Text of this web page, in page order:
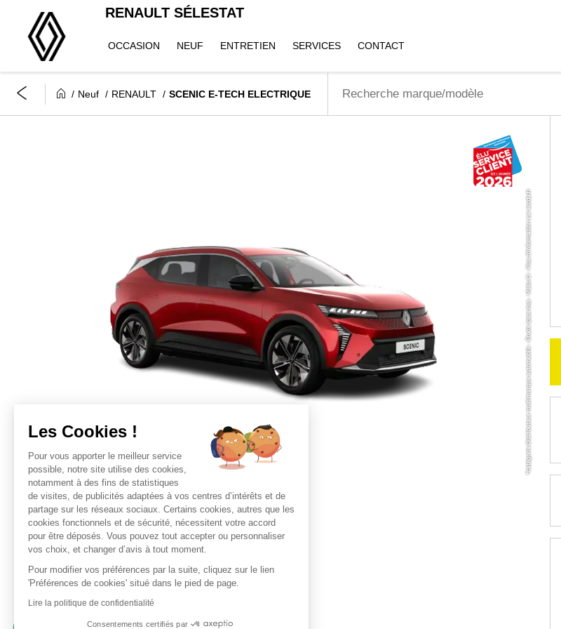
RENAULT SÉLESTAT
OCCASION NEUF ENTRETIEN SERVICES CONTACT
Neuf RENAULT SCENIC E-TECH ELECTRIQUE
Les Cookies !
Pour vous apporter le meilleur service
possible, notre site utilise des cookies,
notamment à des fins de statistiques
de visites, de publicités adaptées à vos centres d’intérêts et de
partage sur les réseaux sociaux. Certains cookies, autres que les
cookies fonctionnels et de sécurité, nécessitent votre accord
pour être déposés. Vous pouvez tout accepter ou personnaliser
vos choix, et changer d’avis à tout moment.
Pour modifier vos préférences par la suite, cliquez sur le lien
'Préférences de cookies' situé dans le pied de page.
Lire la politique de confidentialité
Consentements certifiés par